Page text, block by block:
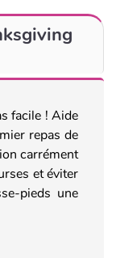
facile ! Aide
repas de
carrément
et éviter
pieds une